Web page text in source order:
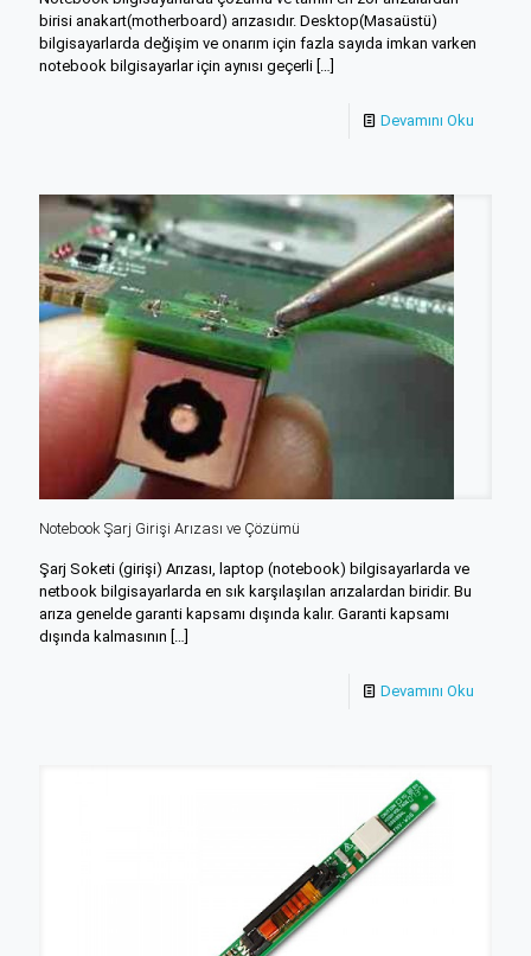
birisi anakart(motherboard) arızasıdır. Desktop(Masaüstü)
bilgisayarlarda değişim ve onarım için fazla sayıda imkan varken
notebook bilgisayarlar için aynısı geçerli
Devamını Oku
Notebook Şarj Girişi Arızası ve Çözümü
Şarj Soketi (girişi) Arızası, laptop (notebook) bilgisayarlarda ve
netbook bilgisayarlarda en sık karşılaşılan arızalardan biridir. Bu
arıza genelde garanti kapsamı dışında kalır. Garanti kapsamı
dışında kalmasının
Devamını Oku